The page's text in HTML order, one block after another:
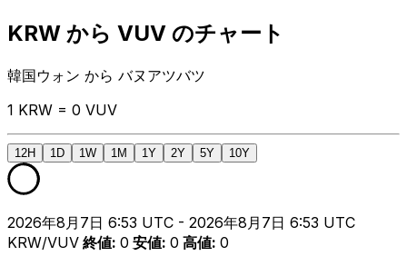
KRW から VUV のチャート
韓国ウォン から バヌアツバツ
1 KRW = 0 VUV
12H 1D 1W 1M 1Y 2Y 5Y 10Y
2026年8月7日 6:53 UTC - 2026年8月7日 6:53 UTC
KRW/VUV 終値: 0 安値: 0 高値: 0